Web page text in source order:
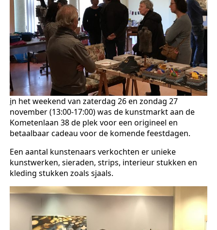
in het weekend van zaterdag 26 en zondag 27
november (13:00-17:00) was de kunstmarkt aan de
Kometenlaan 38 de plek voor een origineel en
betaalbaar cadeau voor de komende feestdagen.
Een aantal kunstenaars verkochten er unieke
kunstwerken, sieraden, strips, interieur stukken en
kleding stukken zoals sjaals.